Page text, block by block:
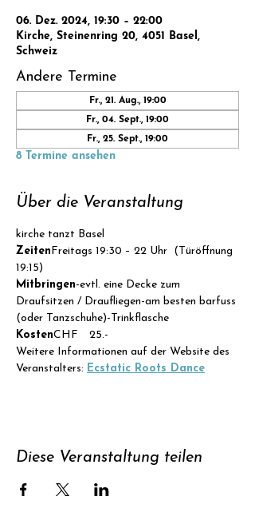
06. Dez. 2024, 19:30 – 22:00
Kirche, Steinenring 20, 4051 Basel,
Schweiz
Andere Termine
Fr., 21. Aug., 19:00
Fr., 04. Sept., 19:00
Fr., 25. Sept., 19:00
8 Termine ansehen
Über die Veranstaltung
kirche tanzt Basel
ZeitenFreitags 19:30 – 22 Uhr  (Türöffnung
19:15)
Mitbringen-evtl. eine Decke zum
Draufsitzen / Draufliegen-am besten barfuss
(oder Tanzschuhe)-Trinkflasche
KostenCHF  25.-
Weitere Informationen auf der Website des
Veranstalters: Ecstatic Roots Dance
Diese Veranstaltung teilen